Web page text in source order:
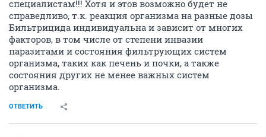
специалистам!!! Хотя и этов возможно будет не
справедливо, т.к. реакция организма на разные дозы
Бильтрицида индивидуальна и зависит от многих
факторов, в том числе от степени инвазии
паразитами и состояния фильтрующих систем
организма, таких как печень и почки, а также
состояния других не менее важных систем
организма.
ОТВЕТИТЬ